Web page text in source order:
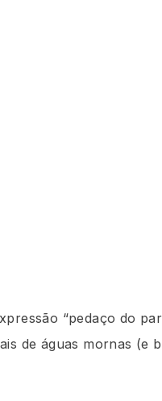
“pedaço do
de águas mornas (e